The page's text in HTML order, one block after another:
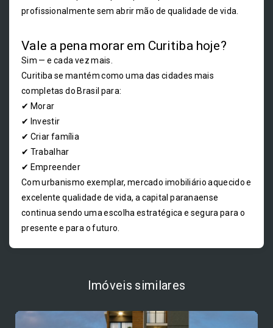
profissionalmente sem abrir mão de qualidade de vida.
Vale a pena morar em Curitiba hoje?
Sim — e cada vez mais.
Curitiba se mantém como uma das cidades mais
completas do Brasil para:
✔ Morar
✔ Investir
✔ Criar família
✔ Trabalhar
✔ Empreender
Com urbanismo exemplar, mercado imobiliário aquecido e
excelente qualidade de vida, a capital paranaense
continua sendo uma escolha estratégica e segura para o
presente e para o futuro.
Imóveis similares